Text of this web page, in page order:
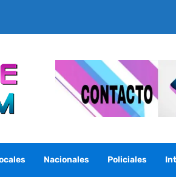
Nacionales Policiales